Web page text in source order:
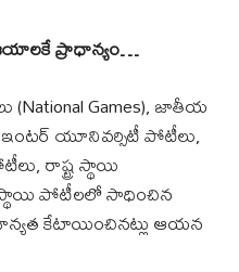
ప్రాధాన్యం…
(National Games), జాతీయ
యూనివర్సిటీ పోటీలు,
రాష్ట్ర స్థాయి
పోటీలలో సాధించిన
కేటాయించినట్లు ఆయన